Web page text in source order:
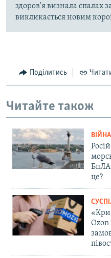
здоров'я визнала спалах
викликається новим
Поділитись
Читайте також
БпЛА
це?